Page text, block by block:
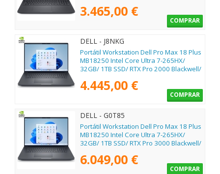
3.465,00 €
COMPRAR
DELL - J8NKG
Portátil Workstation Dell Pro Max 18 Plus
MB18250 Intel Core Ultra 7-265HX/
32GB/ 1TB SSD/ RTX Pro 2000 Blackwell/
4.445,00 €
COMPRAR
DELL - G0T85
Portátil Workstation Dell Pro Max 18 Plus
MB18250 Intel Core Ultra 7-265HX/
32GB/ 1TB SSD/ RTX Pro 3000 Blackwell/
6.049,00 €
COMPRAR